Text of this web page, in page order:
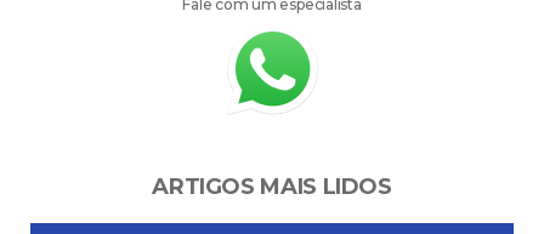
Fale com um especialista
ARTIGOS MAIS LIDOS